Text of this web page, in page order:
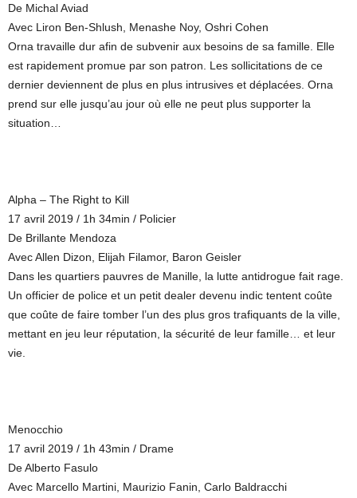
De Michal Aviad
Avec Liron Ben-Shlush, Menashe Noy, Oshri Cohen
Orna travaille dur afin de subvenir aux besoins de sa famille. Elle
est rapidement promue par son patron. Les sollicitations de ce
dernier deviennent de plus en plus intrusives et déplacées. Orna
prend sur elle jusqu’au jour où elle ne peut plus supporter la
situation…
Alpha – The Right to Kill
17 avril 2019 / 1h 34min / Policier
De Brillante Mendoza
Avec Allen Dizon, Elijah Filamor, Baron Geisler
Dans les quartiers pauvres de Manille, la lutte antidrogue fait rage.
Un officier de police et un petit dealer devenu indic tentent coûte
que coûte de faire tomber l’un des plus gros trafiquants de la ville,
mettant en jeu leur réputation, la sécurité de leur famille… et leur
vie.
Menocchio
17 avril 2019 / 1h 43min / Drame
De Alberto Fasulo
Avec Marcello Martini, Maurizio Fanin, Carlo Baldracchi